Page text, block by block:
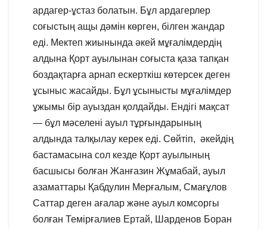
ардагер-ұстаз болатын. Бұл ардагерлер
соғыстың ащы дәмін көрген, білген жандар
еді. Мектеп жиынында әкей мұғалімдердің
алдына Қорт ауылынан соғыста қаза тапқан
боздақтарға арнап ескерткіш көтерсек деген
ұсыныс жасайды. Бұл ұсынысты мұғалімдер
ұжымы бір ауыздан қолдайды. Ендігі мақсат
— бұл мәселені ауыл тұрғындарының
алдында талқылау керек еді. Сөйтіп, әкейдің
бастамасына сол кезде Қорт ауылының
басшысы болған Жанғазин Жұмабай, ауыл
азаматтары Қабдулин Мерғалым, Смағұлов
Саттар деген ағалар және ауыл комсоргы
болған Темірғалиев Ертай, Шарденов Боран